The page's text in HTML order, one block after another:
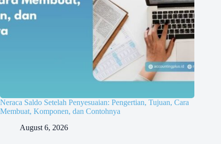
Neraca Saldo Setelah Penyesuaian: Pengertian, Tujuan, Cara
Membuat, Komponen, dan Contohnya
August 6, 2026